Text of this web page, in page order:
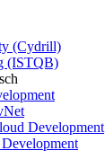
(Cydrill)
(ISTQB)
Development